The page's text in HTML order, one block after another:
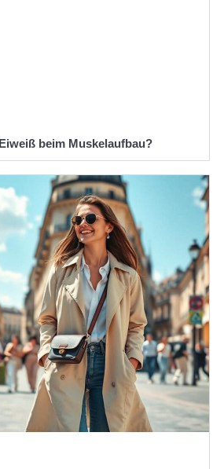
beim Muskelaufbau?